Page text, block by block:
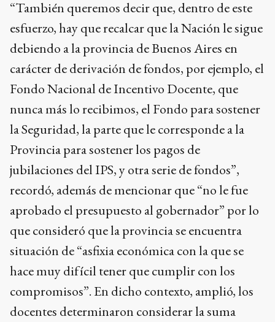
“También queremos decir que, dentro de este
esfuerzo, hay que recalcar que la Nación le sigue
debiendo a la provincia de Buenos Aires en
carácter de derivación de fondos, por ejemplo, el
Fondo Nacional de Incentivo Docente, que
nunca más lo recibimos, el Fondo para sostener
la Seguridad, la parte que le corresponde a la
Provincia para sostener los pagos de
jubilaciones del IPS, y otra serie de fondos”,
recordó, además de mencionar que “no le fue
aprobado el presupuesto al gobernador” por lo
que consideró que la provincia se encuentra
situación de “asfixia económica con la que se
hace muy difícil tener que cumplir con los
compromisos”. En dicho contexto, amplió, los
docentes determinaron considerar la suma